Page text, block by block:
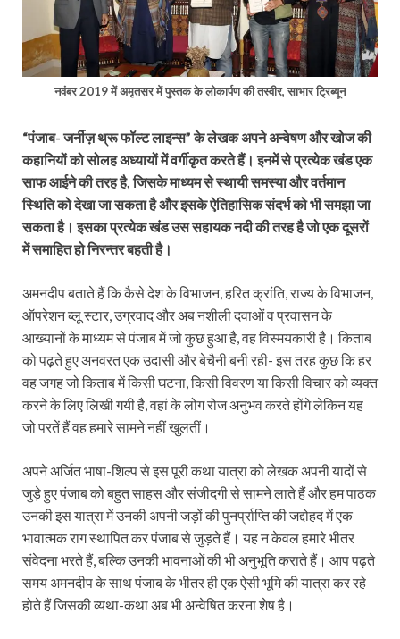
नवंबर 2019 में अमृतसर में पुस्तक के लोकार्पण की तस्वीर, साभार ट्रिब्यून
“पंजाब- जर्नीज़ थ्रू फॉल्ट लाइन्‍स” के लेखक अपने अन्वेषण और खोज की
कहानियों को सोलह अध्यायों में वर्गीकृत करते हैं। इनमें से प्रत्येक खंड एक
साफ आईने की तरह है, जिसके माध्यम से स्थायी समस्या और वर्तमान
स्थिति को देखा जा सकता है और इसके ऐतिहासिक संदर्भ को भी समझा जा
सकता है। इसका प्रत्येक खंड उस सहायक नदी की तरह है जो एक दूसरों
में समाहित हो निरन्तर बहती है।
अमनदीप बताते हैं कि कैसे देश के विभाजन, हरित क्रांति, राज्य के विभाजन,
ऑपरेशन ब्लू स्टार, उग्रवाद और अब नशीली दवाओं व प्रवासन के
आख्यानों के माध्यम से पंजाब में जो कुछ हुआ है, वह विस्मयकारी है। किताब
को पढ़ते हुए अनवरत एक उदासी और बेचैनी बनी रही- इस तरह कुछ कि हर
वह जगह जो किताब में किसी घटना, किसी विवरण या किसी विचार को व्यक्त
करने के लिए लिखी गयी है, वहां के लोग रोज अनुभव करते होंगे लेकिन यह
जो परतें हैं वह हमारे सामने नहीं खुलतीं।
अपने अर्जित भाषा-शिल्प से इस पूरी कथा यात्रा को लेखक अपनी यादों से
जुड़े हुए पंजाब को बहुत साहस और संजीदगी से सामने लाते हैं और हम पाठक
उनकी इस यात्रा में उनकी अपनी जड़ों की पुनर्प्राप्ति की जद्दोहद में एक
भावात्मक राग स्थापित कर पंजाब से जुड़ते हैं। यह न केवल हमारे भीतर
संवेदना भरते हैं, बल्कि उनकी भावनाओं की भी अनुभूति कराते हैं। आप पढ़ते
समय अमनदीप के साथ पंजाब के भीतर ही एक ऐसी भूमि की यात्रा कर रहे
होते हैं जिसकी व्‍यथा-कथा अब भी अन्वेषित करना शेष है।